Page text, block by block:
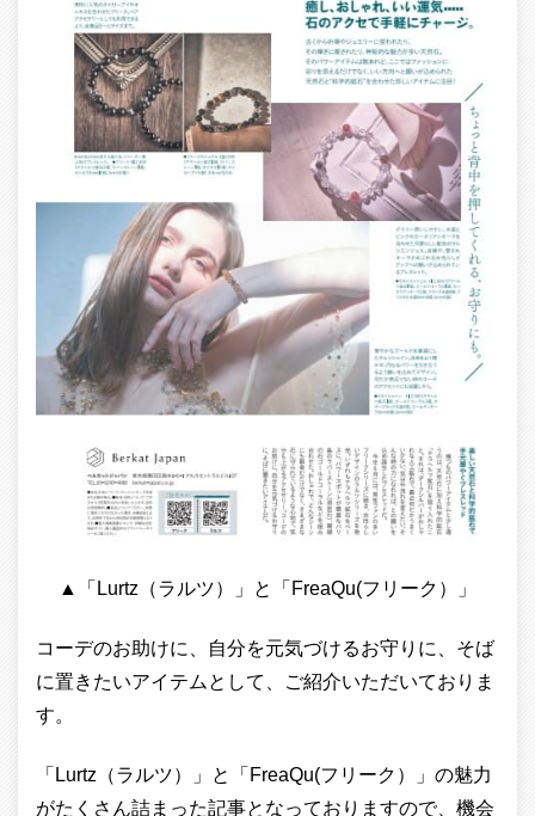
▲「Lurtz（ラルツ）」と「FreaQu(フリーク）」
コーデのお助けに、自分を元気づけるお守りに、そば
に置きたいアイテムとして、ご紹介いただいておりま
す。
「Lurtz（ラルツ）」と「FreaQu(フリーク）」の魅力
がたくさん詰まった記事となっておりますので、機会